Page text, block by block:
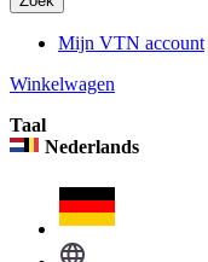
Mijn VTN account
Winkelwagen
Taal
Nederlands